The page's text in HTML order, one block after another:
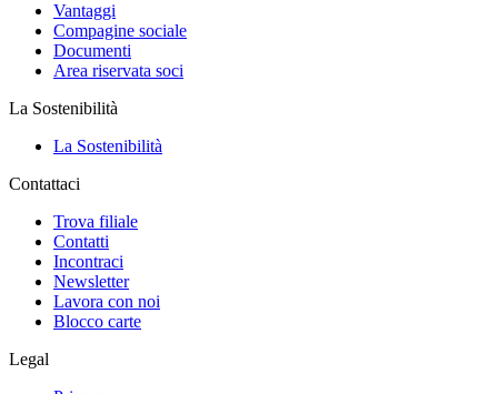
Vantaggi
Compagine sociale
Documenti
Area riservata soci
La Sostenibilità
La Sostenibilità
Contattaci
Trova filiale
Contatti
Incontraci
Newsletter
Lavora con noi
Blocco carte
Legal